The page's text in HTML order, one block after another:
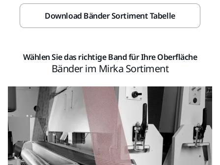
Download Bänder Sortiment Tabelle
Wählen Sie das richtige Band für Ihre Oberfläche
Bänder im Mirka Sortiment